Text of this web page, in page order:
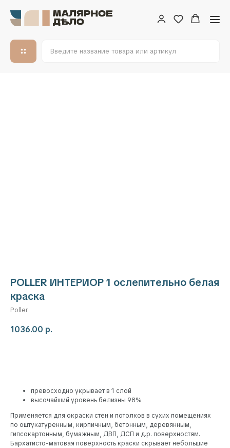
POLLER ИНТЕРИОР 1 ослепительно белая
краска
Poller
1036.00 р.
превосходно укрывает в 1 слой
высочайший уровень белизны 98%
Применяется для окраски стен и потолков в сухих помещениях
по оштукатуренным, кирпичным, бетонным, деревянным,
гипсокартонным, бумажным, ДВП, ДСП и д.р. поверхностям.
Бархатисто-матовая поверхность краски скрывает небольшие